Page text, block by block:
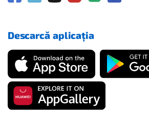
Descarcă aplicația